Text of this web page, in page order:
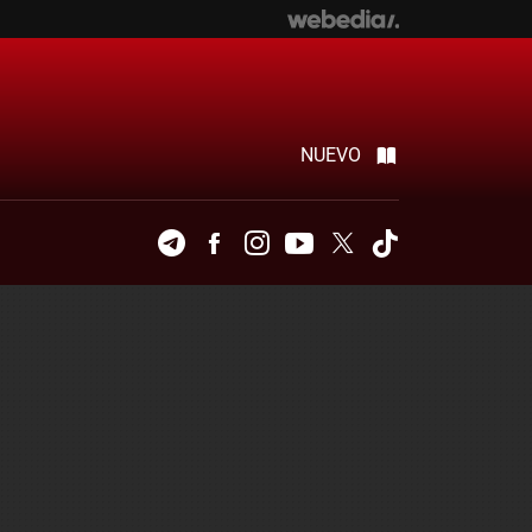
NUEVO
TelegramFacebookInstagramYoutubeTwitter